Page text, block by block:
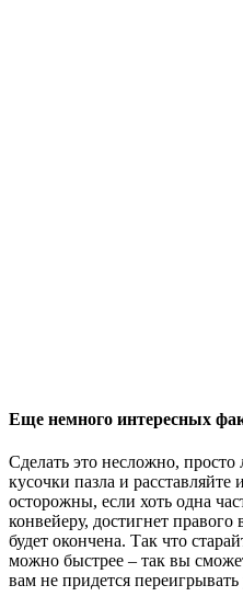
Еще немного интересных
Сделать это несложно,
кусочки пазла и расставляйте
осторожны, если хоть одна
конвейеру, достигнет правого
будет окончена. Так что
можно быстрее – так вы
вам не придется переигрывать